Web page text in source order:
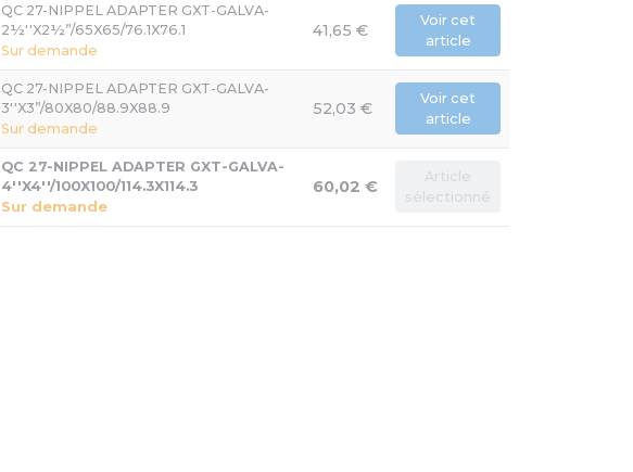
QC 27-NIPPEL ADAPTER GXT-GALVA-
2½''X2½”/65X65/76.1X76.1
Sur demande
41,65 €
Voir cet
article
QC 27-NIPPEL ADAPTER GXT-GALVA-
3''X3”/80X80/88.9X88.9
Sur demande
52,03 €
Voir cet
article
QC 27-NIPPEL ADAPTER GXT-GALVA-
4''X4''/100X100/114.3X114.3
Sur demande
60,02 €
Article
sélectionné